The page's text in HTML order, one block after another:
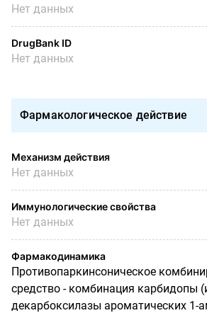
Нет данных
DrugBank ID
Нет данных
Фармакологическое действие
Механизм действия
Нет данных
Иммунологические свойства
Нет данных
Фармакодинамика
Противопаркинсоническое
средство - комбинация карбидопы
декарбоксилазы ароматических 1-